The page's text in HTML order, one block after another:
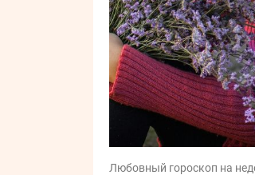
Любовный гороскоп на